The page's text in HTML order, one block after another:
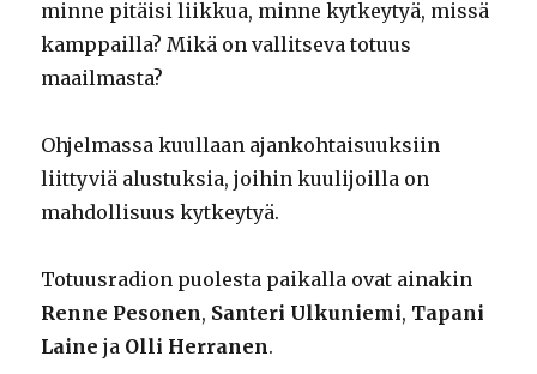
minne pitäisi liikkua, minne kytkeytyä, missä
kamppailla? Mikä on vallitseva totuus
maailmasta?
Ohjelmassa kuullaan ajankohtaisuuksiin
liittyviä alustuksia, joihin kuulijoilla on
mahdollisuus kytkeytyä.
Totuusradion puolesta paikalla ovat ainakin
Renne Pesonen, Santeri Ulkuniemi, Tapani
Laine ja Olli Herranen.